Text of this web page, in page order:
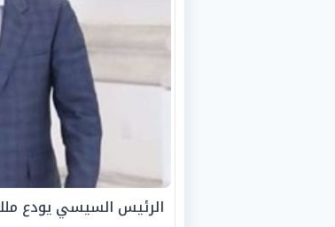
الرئيس السيسي يودع ملك